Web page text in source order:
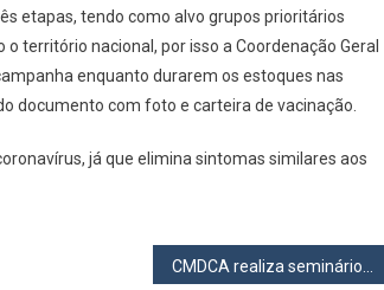
etapas, tendo como alvo grupos prioritários
território nacional, por isso a Coordenação Geral
enquanto durarem os estoques nas
documento com foto e carteira de vacinação.
já que elimina sintomas similares aos